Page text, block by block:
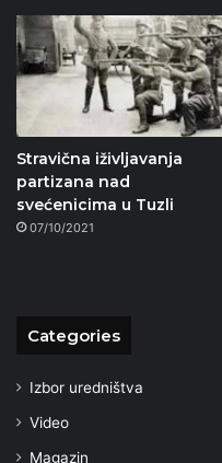
Stravična iživljavanja
partizana nad
svećenicima u Tuzli
07/10/2021
Categories
Izbor uredništva
Video
Magazin